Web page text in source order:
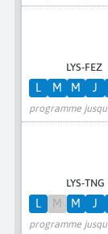
LYS-FEZ
programme jusqu'
L M M J
LYS-TNG
programme jusqu'
L M M J